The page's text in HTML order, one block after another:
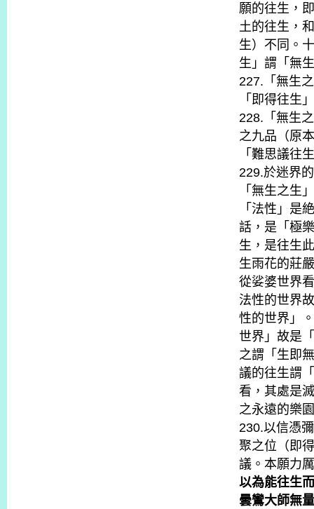
願的往生，
土的往生，
生）不同。
生」謂「無
227.「無生
「即得往生
228.「無生
之九品（原
「難思議往
229.於迷界
「無生之生
「法性」是
話，是「極
生，是往生
生雨花的莊
從娑婆世界
法性的世界
性的世界」
世界」故是
之謂「生即
議的往生謂
看，其處是
之永遠的樂
230.以信憑
聚之位（即
議。本願力
以為能往生
曇鸞大師無